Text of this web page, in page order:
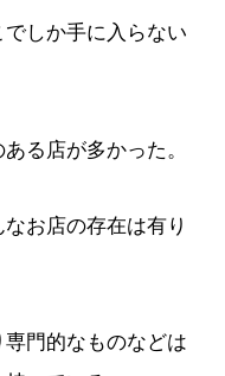
しか手に入らない
る店が多かった。
お店の存在は有り
門的なものなどは